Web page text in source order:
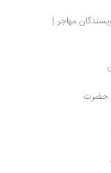
نشست نقد و بررسی تحقیق درباره اول اربعین حضرت